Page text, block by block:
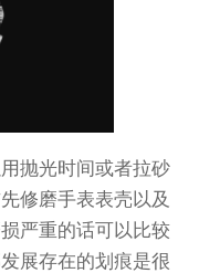
抛光时间或者拉砂
修磨手表表壳以及
严重的话可以比较
展存在的划痕是很